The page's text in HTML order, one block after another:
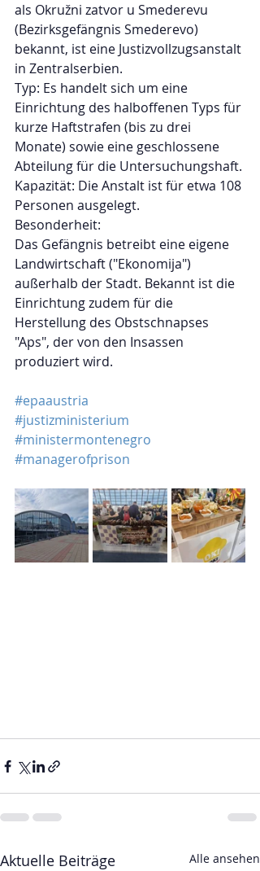
als Okružni zatvor u Smederevu
(Bezirksgefängnis Smederevo)
bekannt, ist eine Justizvollzugsanstalt
in Zentralserbien.
Typ: Es handelt sich um eine
Einrichtung des halboffenen Typs für
kurze Haftstrafen (bis zu drei
Monate) sowie eine geschlossene
Abteilung für die Untersuchungshaft.
Kapazität: Die Anstalt ist für etwa 108
Personen ausgelegt.
Besonderheit:
Das Gefängnis betreibt eine eigene
Landwirtschaft ("Ekonomija")
außerhalb der Stadt. Bekannt ist die
Einrichtung zudem für die
Herstellung des Obstschnapses
"Aps", der von den Insassen
produziert wird.
#epaaustria
#justizministerium
#ministermontenegro
#managerofprison
Aktuelle Beiträge Alle ansehen